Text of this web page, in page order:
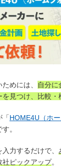
めには、
自分に
を見つけ、比較・
「HOME4U（ホ
す。
力するだけで、
社ピックアップ。